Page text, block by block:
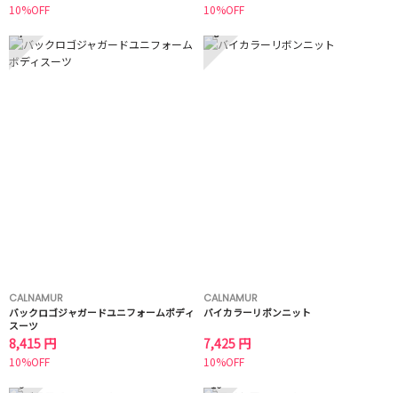
10%OFF 10%OFF
7
CALNAMUR
バックロゴジャガードユニフォームボディ
スーツ
8,415 円
10%OFF
8
CALNAMUR
バイカラーリボンニット
7,425 円
10%OFF
9 10